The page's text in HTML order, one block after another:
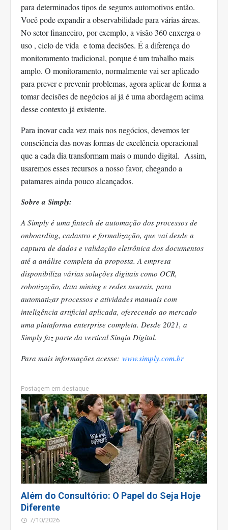
para determinados tipos de seguros automotivos então.
Você pode expandir a observabilidade para várias áreas.
No setor financeiro, por exemplo, a visão 360 enxerga o
uso , ciclo de vida e toma decisões. É a diferença do
monitoramento tradicional, porque é um trabalho mais
amplo. O monitoramento, normalmente vai ser aplicado
para prever e prevenir problemas, agora aplicar de forma a
tomar decisões de negócios aí já é uma abordagem acima
desse contexto já existente.
Para inovar cada vez mais nos negócios, devemos ter
consciência das novas formas de excelência operacional
que a cada dia transformam mais o mundo digital. Assim,
usaremos esses recursos a nosso favor, chegando a
patamares ainda pouco alcançados.
Sobre a Simply:
A Simply é uma fintech de automação dos processos de
onboarding, cadastro e formalização, que vai desde a
captura de dados e validação eletrônica dos documentos
até a análise completa da proposta. A empresa
disponibiliza várias soluções digitais como OCR,
robotização, data mining e redes neurais, para
automatizar processos e atividades manuais com
inteligência artificial aplicada, oferecendo ao mercado
uma plataforma enterprise completa. Desde 2021, a
Simply faz parte da vertical Sinqia Digital.
Para mais informações acesse: www.simply.com.br
Postagem em destaque
Além do Consultório: O Papel do Seja Hoje
Diferente
7/10/2026